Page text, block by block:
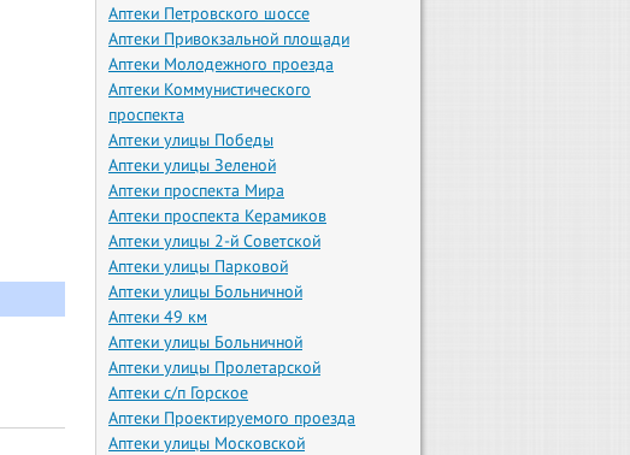
Аптеки Петровского шоссе
Аптеки Привокзальной площади
Аптеки Молодежного проезда
Аптеки Коммунистического
проспекта
Аптеки улицы Победы
Аптеки улицы Зеленой
Аптеки проспекта Мира
Аптеки проспекта Керамиков
Аптеки улицы 2-й Советской
Аптеки улицы Парковой
Аптеки улицы Больничной
Аптеки 49 км
Аптеки улицы Больничной
Аптеки улицы Пролетарской
Аптеки с/п Горское
Аптеки Проектируемого проезда
Аптеки улицы Московской